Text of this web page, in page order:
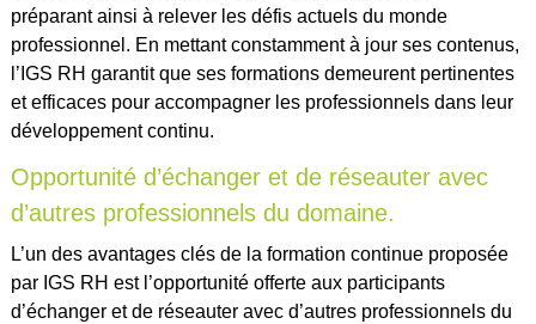
préparant ainsi à relever les défis actuels du monde
professionnel. En mettant constamment à jour ses contenus,
l’IGS RH garantit que ses formations demeurent pertinentes
et efficaces pour accompagner les professionnels dans leur
développement continu.
Opportunité d’échanger et de réseauter avec
d’autres professionnels du domaine.
L’un des avantages clés de la formation continue proposée
par IGS RH est l’opportunité offerte aux participants
d’échanger et de réseauter avec d’autres professionnels du